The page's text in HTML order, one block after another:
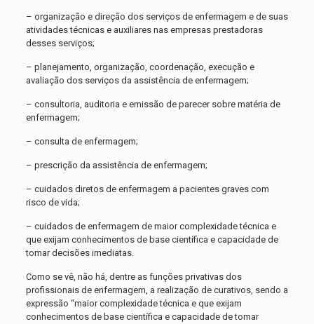
– organização e direção dos serviços de enfermagem e de suas
atividades técnicas e auxiliares nas empresas prestadoras
desses serviços;
– planejamento, organização, coordenação, execução e
avaliação dos serviços da assistência de enfermagem;
– consultoria, auditoria e emissão de parecer sobre matéria de
enfermagem;
– consulta de enfermagem;
– prescrição da assistência de enfermagem;
– cuidados diretos de enfermagem a pacientes graves com
risco de vida;
– cuidados de enfermagem de maior complexidade técnica e
que exijam conhecimentos de base científica e capacidade de
tomar decisões imediatas.
Como se vê, não há, dentre as funções privativas dos
profissionais de enfermagem, a realização de curativos, sendo a
expressão “maior complexidade técnica e que exijam
conhecimentos de base científica e capacidade de tomar